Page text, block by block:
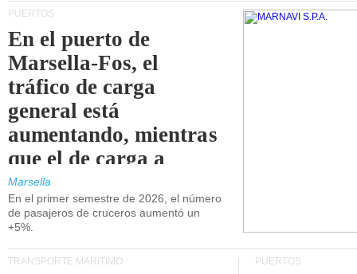
PUERTOS
En el puerto de
Marsella-Fos, el
tráfico de carga
general está
aumentando, mientras
que el de carga a
granel está
disminuyendo.
Marsella
En el primer semestre de 2026, el número
de pasajeros de cruceros aumentó un
+5%.
TRANSPORTE MARÍTIMO PUERTOS